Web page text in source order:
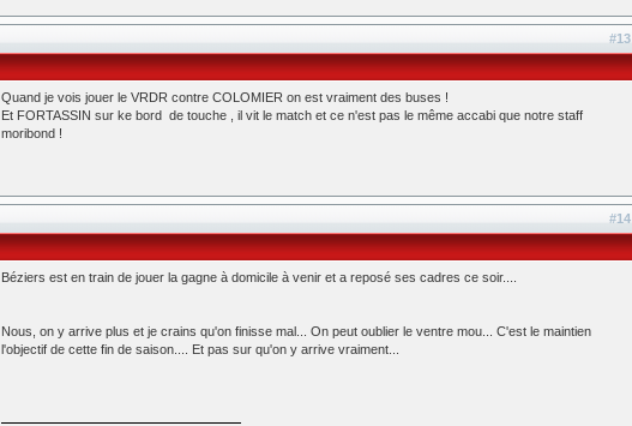
#13
Quand je vois jouer le VRDR contre COLOMIER on est vraiment des buses !
Et FORTASSIN sur ke bord de touche , il vit le match et ce n'est pas le même accabi que notre staff
moribond !
#14
Béziers est en train de jouer la gagne à domicile à venir et a reposé ses cadres ce soir....
Nous, on y arrive plus et je crains qu'on finisse mal... On peut oublier le ventre mou... C'est le maintien
l'objectif de cette fin de saison.... Et pas sur qu'on y arrive vraiment...